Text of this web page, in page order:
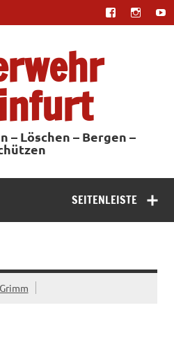
– Löschen – Bergen –
SEITENLEISTE